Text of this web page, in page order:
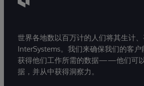
世界各地数以百万计的人们将其生计
InterSystems。我们来确保我们的客
获得他们工作所需的数据——他们可
据，并从中获得洞察力。